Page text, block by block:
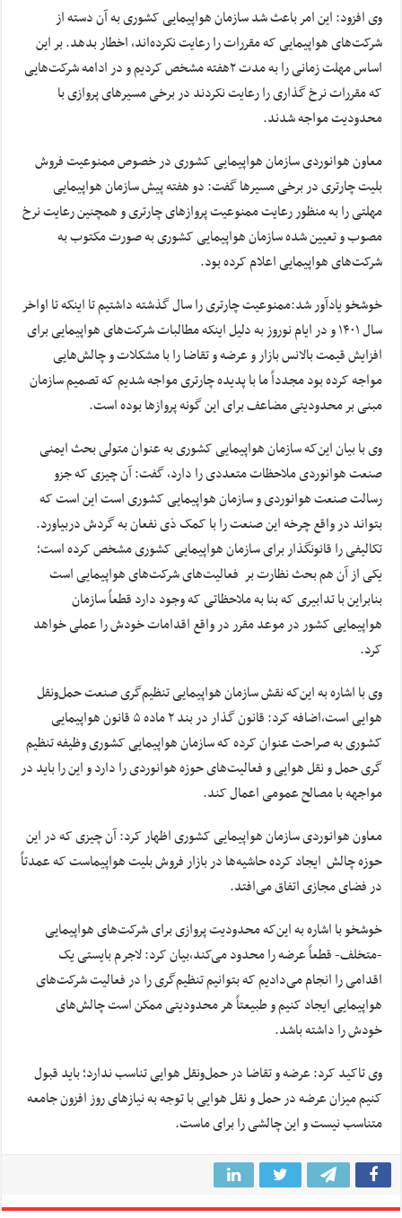
وی افزود: این امر باعث شد سازمان هواپیمایی کشوری به آن دسته از
شرکت‌های هواپیمایی که مقررات را رعایت نکرده‌اند، اخطار بدهد. بر این
اساس مهلت زمانی را به مدت ۲هفته مشخص کردیم و در ادامه شرکت‌هایی
که مقررات نرخ گذاری را رعایت نکردند در برخی مسیر‌های پروازی با
محدودیت مواجه شدند.
معاون هوانوردی سازمان هواپیمایی کشوری در خصوص ممنوعیت فروش
بلیت چارتری در برخی مسیر‌ها گفت: دو هفته پیش سازمان هواپیمایی
مهلتی را به منظور رعایت ممنوعیت پرواز‌های چارتری و همچنین رعایت نرخ
مصوب و تعیین شده سازمان هواپیمایی کشوری به صورت مکتوب به
شرکت‌های هواپیمایی اعلام کرده بود.
خوشخو یادآور شد:ممنوعیت چارتری را سال گذشته داشتیم تا اینکه تا اواخر
سال ۱۴۰۱ و در ایام نوروز به دلیل اینکه مطالبات شرکت‌های هواپیمایی برای
افزایش قیمت بالانس بازار و عرضه و تقاضا را با مشکلات و چالش‌هایی
مواجه کرده بود مجدداً ما با پدیده چارتری مواجه شدیم که تصمیم سازمان
مبنی بر محدودیتی مضاعف برای این گونه پرواز‌ها بوده است.
وی با بیان این‌که سازمان هواپیمایی کشوری به عنوان متولی بحث ایمنی
صنعت هوانوردی ملاحظات متعددی را دارد، گفت: آن چیزی که جزو
رسالت صنعت هوانوردی و سازمان هواپیمایی کشوری است این است که
بتواند در واقع چرخه‌ این صنعت را با کمک ذی نفعان به گردش دربیاورد.
تکالیفی را قانونگذار برای سازمان هواپیمایی کشوری مشخص کرده است؛
یکی از آن هم بحث نظارت بر فعالیت‌های شرکت‌های هواپیمایی است
بنابراین با تدابیری که بنا به ملاحظاتی که وجود دارد قطعاً سازمان
هواپیمایی کشور در موعد مقرر در واقع اقدامات خودش را عملی خواهد
کرد.
وی با اشاره به این‌که نقش سازمان هواپیمایی تنظیم‌گری صنعت حمل‌ونقل
هوایی است،‌اضافه کرد: قانون گذار در بند ۲ ماده ۵ قانون هواپیمایی
کشوری به صراحت عنوان کرده که سازمان هواپیمایی کشوری وظیفه تنظیم
گری حمل و نقل هوایی و فعالیت‌های حوزه‌ هوانوردی را دارد و این را باید در
مواجهه با مصالح عمومی اعمال کند.
معاون هوانوردی سازمان هواپیمایی کشوری اظهار کرد: آن چیزی که در این
حوزه چالش ایجاد کرده حاشیه‌ها در بازار فروش بلیت هواپیماست که عمدتاً​
در فضای مجازی اتفاق می‌افتد.
خوشخو با اشاره به این‌که محدودیت پروازی برای شرکت‌های هواپیمایی
-متخلف- قطعاً​ عرضه‌ را محدود می‌کند،‌بیان کرد: لاجرم بایستی یک
اقدامی را انجام می‌دادیم که بتوانیم تنظیم‌گری را در فعالیت شرکت‌های
هواپیمایی ایجاد کنیم و طبیعتاً هر محدودیتی ممکن است چالش‌های
خودش را داشته باشد.
وی تاکید کرد: عرضه و تقاضا در حمل‌ونقل هوایی تناسب ندارد؛ باید قبول
کنیم میزان عرضه‌ در حمل و نقل هوایی با توجه به نیاز‌های روز افزون جامعه
متناسب نیست و این چالشی را برای ماست.